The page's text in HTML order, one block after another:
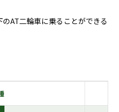
AT二輪車に乗ることができる